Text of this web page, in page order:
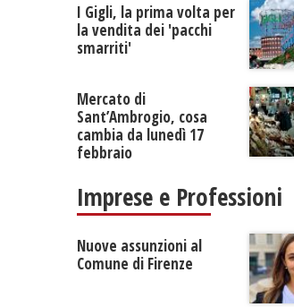
I Gigli, la prima volta per
la vendita dei 'pacchi
smarriti'
Mercato di
Sant’Ambrogio, cosa
cambia da lunedì 17
febbraio
Imprese e Professioni
Nuove assunzioni al
Comune di Firenze